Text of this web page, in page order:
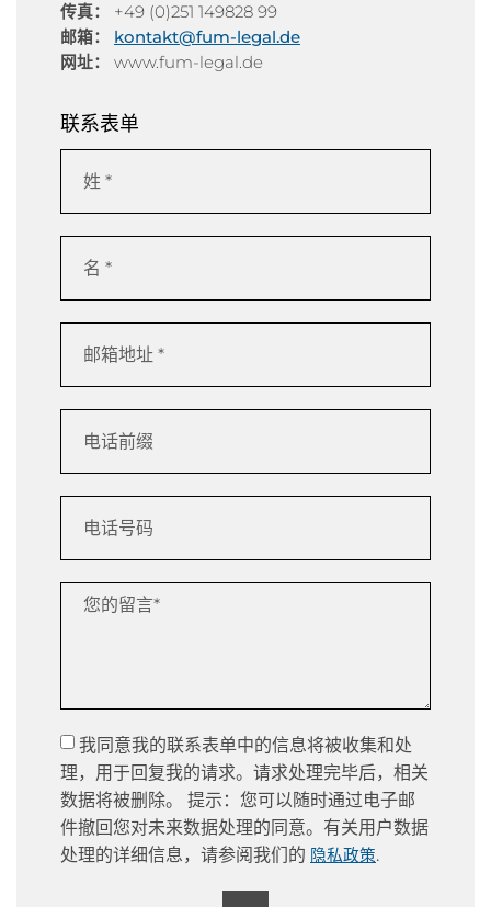
传真：
+49 (0)251 149828 99
邮箱：
kontakt@fum-legal.de
网址：
www.fum-legal.de
联系表单
我同意我的联系表单中的信息将被收集和处
理，用于回复我的请求。请求处理完毕后，相关
数据将被删除。 提示：您可以随时通过电子邮
件撤回您对未来数据处理的同意。有关用户数据
处理的详细信息，请参阅我们的 隐私政策.